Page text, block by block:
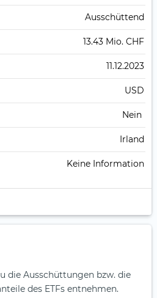
Ausschüttend
13.43 Mio. CHF
11.12.2023
USD
Nein
Irland
Keine Information
die Ausschüttungen bzw. die
des ETFs entnehmen.